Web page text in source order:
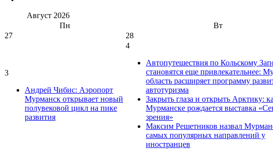
Август 2026
Пн
Вт
27
28
3
Андрей Чибис: Аэропорт
Мурманск открывает новый
полувековой цикл на пике
развития
4
Автопутешествия по Кольскому
становятся еще привлекательнее:
область расширяет программу
автотуризма
Закрыть глаза и открыть Арктику:
Мурманске рождается выставка
зрения»
Максим Решетников назвал
самых популярных направлений у
иностранцев